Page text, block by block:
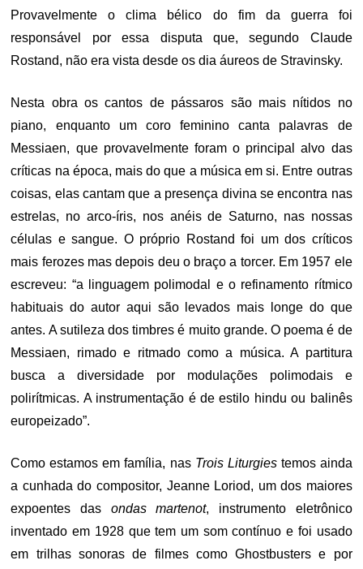
Provavelmente o clima bélico do fim da guerra foi
responsável por essa disputa que, segundo Claude
Rostand, não era vista desde os dia áureos de Stravinsky.
Nesta obra os cantos de pássaros são mais nítidos no
piano, enquanto um coro feminino canta palavras de
Messiaen, que provavelmente foram o principal alvo das
críticas na época, mais do que a música em si. Entre outras
coisas, elas cantam que a presença divina se encontra nas
estrelas, no arco-íris, nos anéis de Saturno, nas nossas
células e sangue. O próprio Rostand foi um dos críticos
mais ferozes mas depois deu o braço a torcer. Em 1957 ele
escreveu: “a linguagem polimodal e o refinamento rítmico
habituais do autor aqui são levados mais longe do que
antes. A sutileza dos timbres é muito grande. O poema é de
Messiaen, rimado e ritmado como a música. A partitura
busca a diversidade por modulações polimodais e
polirítmicas. A instrumentação é de estilo hindu ou balinês
europeizado”.
Como estamos em família, nas Trois Liturgiestemos ainda
a cunhada do compositor, Jeanne Loriod, um dos maiores
expoentes das ondas martenot, instrumento eletrônico
inventado em 1928 que tem um som contínuo e foi usado
em trilhas sonoras de filmes como Ghostbusters e por